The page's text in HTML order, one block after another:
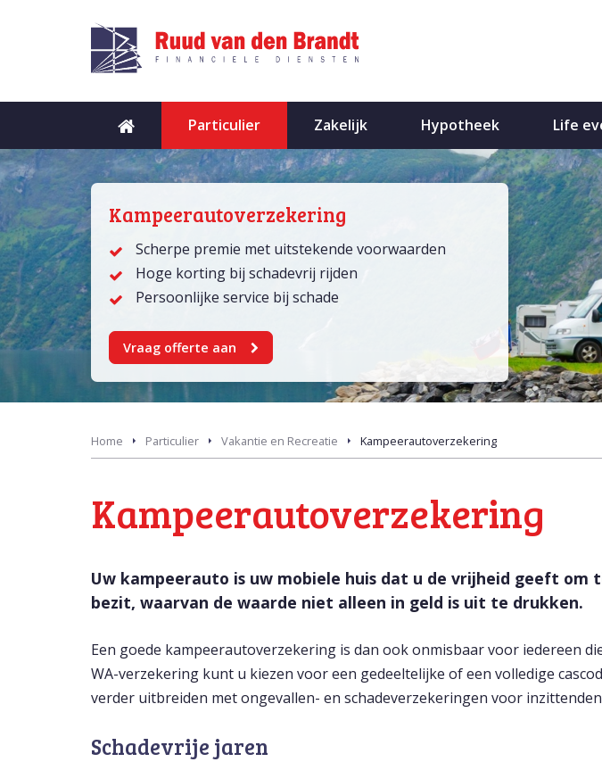
Particulier Zakelijk Hypotheek Life
Kampeerautoverzekering
Scherpe premie met uitstekende voorwaarden
Hoge korting bij schadevrij rijden
Persoonlijke service bij schade
Vraag offerte aan
Home Particulier Vakantie en Recreatie Kampeerautoverzekering
Kampeerautoverzekering
Uw kampeerauto is uw mobiele huis dat u de vrijheid geeft
bezit, waarvan de waarde niet alleen in geld is uit te drukken.
Een goede kampeerautoverzekering is dan ook onmisbaar voor iedereen
WA-verzekering kunt u kiezen voor een gedeeltelijke of een volledige
verder uitbreiden met ongevallen- en schadeverzekeringen voor
Schadevrije jaren